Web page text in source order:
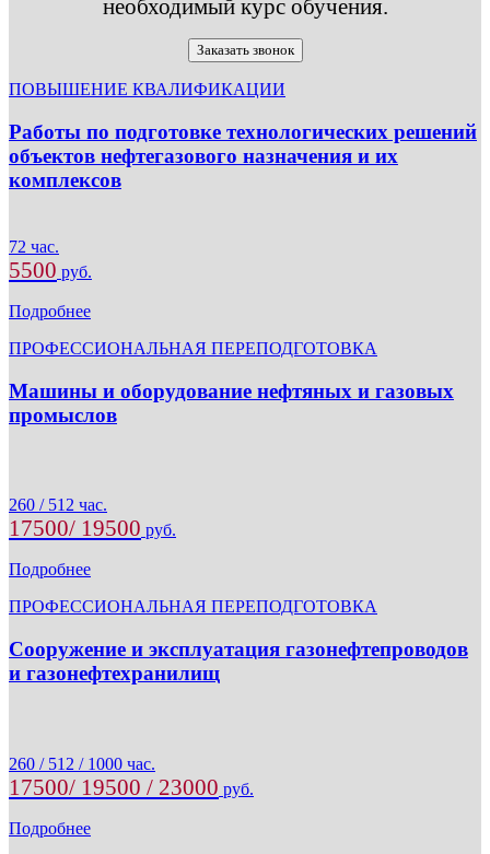
необходимый курс обучения.
Заказать звонок
ПОВЫШЕНИЕ КВАЛИФИКАЦИИ
Работы по подготовке технологических решений
объектов нефтегазового назначения и их
комплексов
72 час.
5500 руб.
Подробнее
ПРОФЕССИОНАЛЬНАЯ ПЕРЕПОДГОТОВКА
Машины и оборудование нефтяных и газовых
промыслов
260 / 512 час.
17500/ 19500 руб.
Подробнее
ПРОФЕССИОНАЛЬНАЯ ПЕРЕПОДГОТОВКА
Сооружение и эксплуатация газонефтепроводов
и газонефтехранилищ
260 / 512 / 1000 час.
17500/ 19500 / 23000 руб.
Подробнее